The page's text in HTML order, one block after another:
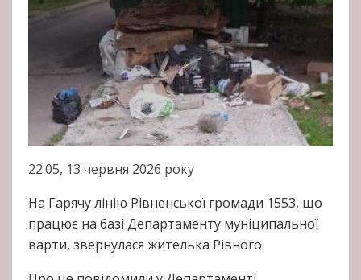
22:05, 13 червня 2026 року
На Гарячу лінію Рівненської громади 1553, що
працює на базі Департаменту муніципальної
варти, звернулася жителька Рівного.